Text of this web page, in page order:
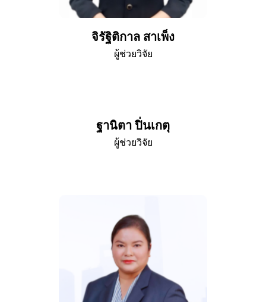
จิรัฐิติกาล สาเพ็ง
ผู้ช่วยวิจัย
ฐานิตา ปิ่นเกตุ
ผู้ช่วยวิจัย